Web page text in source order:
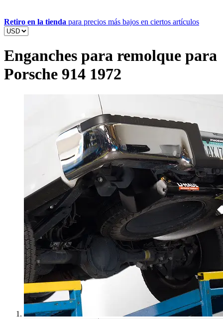
Retiro en la tienda para precios más bajos en ciertos artículos
Enganches para remolque para
Porsche 914 1972